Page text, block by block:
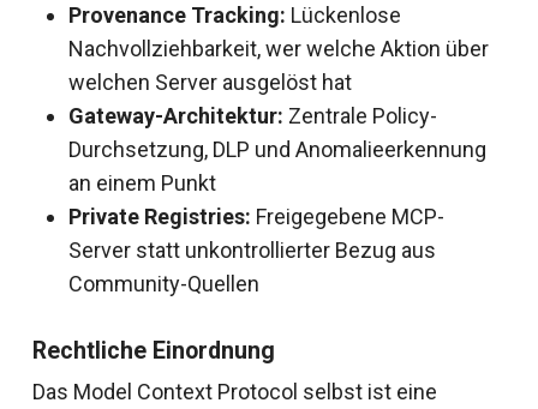
Provenance Tracking: Lückenlose
Nachvollziehbarkeit, wer welche Aktion über
welchen Server ausgelöst hat
Gateway-Architektur: Zentrale Policy-
Durchsetzung, DLP und Anomalieerkennung
an einem Punkt
Private Registries: Freigegebene MCP-
Server statt unkontrollierter Bezug aus
Community-Quellen
Rechtliche Einordnung
Das Model Context Protocol selbst ist eine